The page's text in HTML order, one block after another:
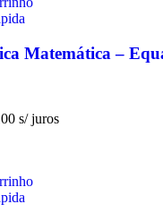
Matemática –
s/ juros